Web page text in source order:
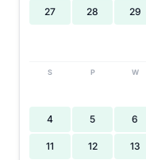
27 28 29
S P W
4 5 6
11 12 13